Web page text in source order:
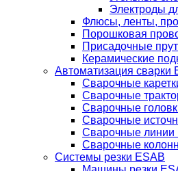
Электроды
Флюсы, ленты,
Порошковая
Присадочные
Керамические
Автоматизация сварки
Сварочные
Сварочные
Сварочные
Сварочные
Сварочные линии
Сварочные
Системы резки ESAB